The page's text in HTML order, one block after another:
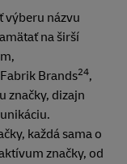
výberu názvu
na širší
Brands24,
značky, dizajn
každá sama o
značky, od